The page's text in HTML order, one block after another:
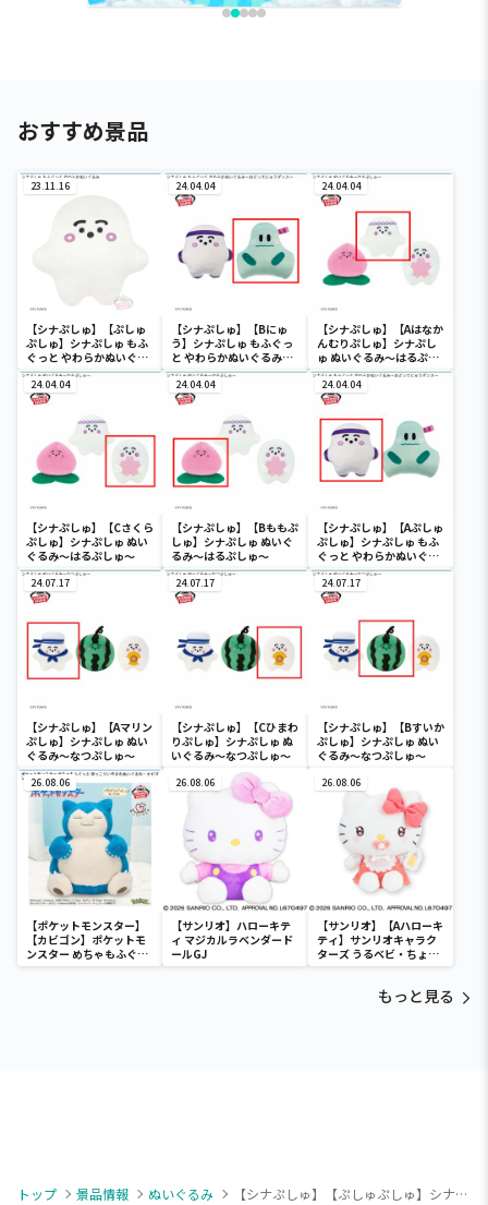
おすすめ景品
23.11.16
【シナぷしゅ】【ぷしゅ
ぷしゅ】シナぷしゅ もふ
ぐっと やわらかぬいぐる
み
24.04.04
【シナぷしゅ】【Bにゅ
う】シナぷしゅ もふぐっ
と やわらかぬいぐるみ～
おどってにゅうダンス～
24.04.04
【シナぷしゅ】【Aはなか
んむりぷしゅ】シナぷし
ゅ ぬいぐるみ～はるぷし
ゅ～
24.04.04
【シナぷしゅ】【Cさくら
ぷしゅ】シナぷしゅ ぬい
ぐるみ～はるぷしゅ～
24.04.04
【シナぷしゅ】【Bももぷ
しゅ】シナぷしゅ ぬいぐ
るみ～はるぷしゅ～
24.04.04
【シナぷしゅ】【Aぷしゅ
ぷしゅ】シナぷしゅ もふ
ぐっと やわらかぬいぐる
み～おどってにゅうダン
ス～
24.07.17
【シナぷしゅ】【Aマリン
ぷしゅ】シナぷしゅ ぬい
ぐるみ～なつぷしゅ～
24.07.17
【シナぷしゅ】【Cひまわ
りぷしゅ】シナぷしゅ ぬ
いぐるみ～なつぷしゅ～
24.07.17
【シナぷしゅ】【Bすいか
ぷしゅ】シナぷしゅ ぬい
ぐるみ～なつぷしゅ～
26.08.06
【ポケットモンスター】
【カビゴン】ポケットモ
ンスター めちゃもふぐっ
と ほっこりいやされぬい
26.08.06
【サンリオ】ハローキテ
ィ マジカルラベンダード
ールGJ
26.08.06
【サンリオ】【Aハローキ
ティ】サンリオキャラク
ターズ うるベビ・ちょい
デカドール
もっと見る
トップ 景品情報 ぬいぐるみ
【シナぷしゅ】【ぷしゅぷしゅ】シナぷしゅ もふぐっと やわらかぬいぐるみ